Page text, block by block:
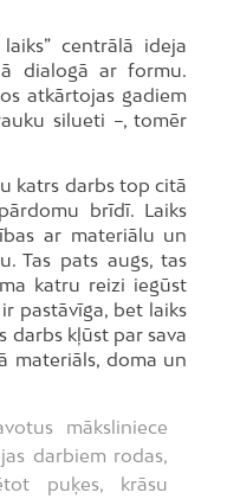
centrālā ideja
dialogā ar formu.
atkārtojas gadiem
silueti –, tomēr
katrs darbs top citā
brīdī. Laiks
ar materiālu un
Tas pats augs, tas
katru reizi iegūst
pastāvīga, bet laiks
darbs kļūst par sava
materiāls, doma un
māksliniece
darbiem rodas,
puķes, krāsu